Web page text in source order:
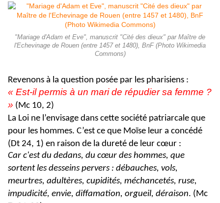
"Mariage d'Adam et Eve", manuscrit "Cité des dieux" par Maître de
l'Echevinage de Rouen (entre 1457 et 1480), BnF (Photo Wikimedia
Commons)
Revenons à la question posée par les pharisiens :
« Est-il permis à un mari de répudier sa femme ?
» (Mc 10, 2)
La Loi ne l’envisage dans cette société patriarcale que
pour les hommes. C’est ce que Moïse leur a concédé
(Dt 24, 1) en raison de la dureté de leur cœur :
Car c'est du dedans, du cœur des hommes, que
sortent les desseins pervers : débauches, vols,
meurtres, adultères, cupidités, méchancetés, ruse,
impudicité, envie, diffamation, orgueil, déraison. (Mc